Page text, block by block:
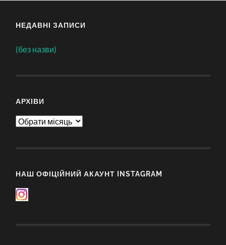
НЕДАВНІ ЗАПИСИ
(без назви)
АРХІВИ
Архіви
НАШ ОФІЦІЙНИЙ АКАУНТ INSTAGRAM